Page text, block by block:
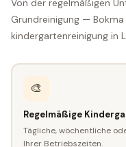
Von der regelmäßigen
Grundreinigung —
kindergartenreinigung in
🎨
Regelmäßige
Tägliche, wöchentliche
Ihrer Betriebszeiten.